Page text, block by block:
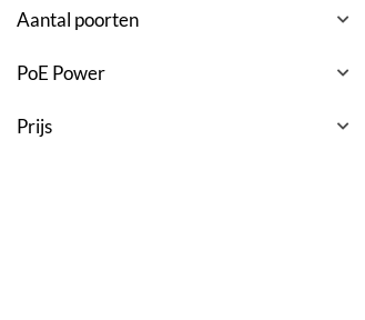
Aantal poorten
PoE Power
Prijs